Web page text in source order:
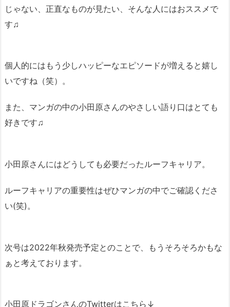
じゃない、正直なものが見たい、そんな人にはおススメで
す♫
個人的にはもう少しハッピーなエピソードが増えると嬉し
いですね（笑）。
また、マンガの中の小田原さんのやさしい語り口はとても
好きです♫
小田原さんにはどうしても必要だったルーフキャリア。
ルーフキャリアの重要性はぜひマンガの中でご確認くださ
い(笑)。
次号は2022年秋発売予定とのことで、もうそろそろかもな
ぁと考えております。
小田原ドラゴンさんのTwitterはこちら↓